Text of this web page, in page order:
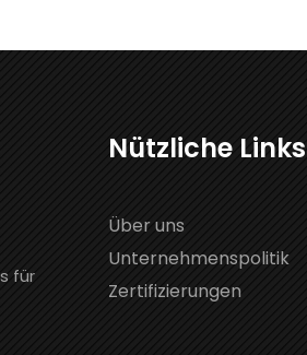
für
Nützliche Links
Über uns
Unternehmenspolitik
Zertifizierungen